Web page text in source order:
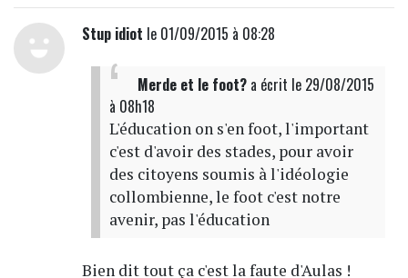
Stup idiot le 01/09/2015 à 08:28
Merde et le foot?a écrit le 29/08/2015
à 08h18
L'éducation on s'en foot, l'important
c'est d'avoir des stades, pour avoir
des citoyens soumis à l'idéologie
collombienne, le foot c'est notre
avenir, pas l'éducation
Bien dit tout ça c'est la faute d'Aulas !